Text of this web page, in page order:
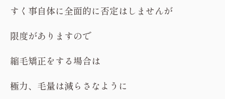
すく事自体に全面的に否定はしませんが
限度がありますので
縮毛矯正をする場合は
極力、毛量は減らさなように